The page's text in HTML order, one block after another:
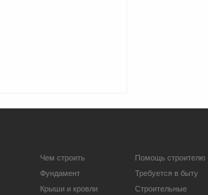
Чем строить
Фундамент
Крыши и кровли
Помощь строителю
Требуется в быту
Строительные